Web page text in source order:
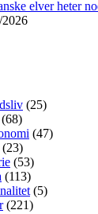
elver heter
2026
(25)
(68)
(47)
(23)
(53)
(113)
(5)
(221)